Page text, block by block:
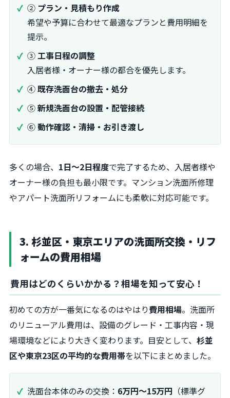
② プラン・見積もり作成
希望や予算に合わせて最適なプランと費用明細を
提示。
③工事日程の調整
入居者様・オーナー様の都合を優先します。
④既存洗面台の撤去・処分
⑤新規洗面台の設置・配管接続
⑥動作確認・清掃・お引き渡し
多くの場合、 1日〜2日程度で完了するため、入居者様や
オーナー様の負担も最小限です。マンション洗面所修理
やアパート洗面所リフォームにも柔軟に対応可能です。
3. 杉並区・東京エリアの洗面所交換・リフ
ォームの費用相場
費用はどのくらいかかる？相場を知って安心！
初めての方が一番気になるのはやはり費用相場。洗面所
のリニューアル費用は、設備のグレード・工事内容・現
場環境などにより大きく変わります。目安として、 杉並
区や東京23区の平均的な費用帯を以下にまとめました。
洗面台本体のみの交換： 6万円〜15万円 （標準グ